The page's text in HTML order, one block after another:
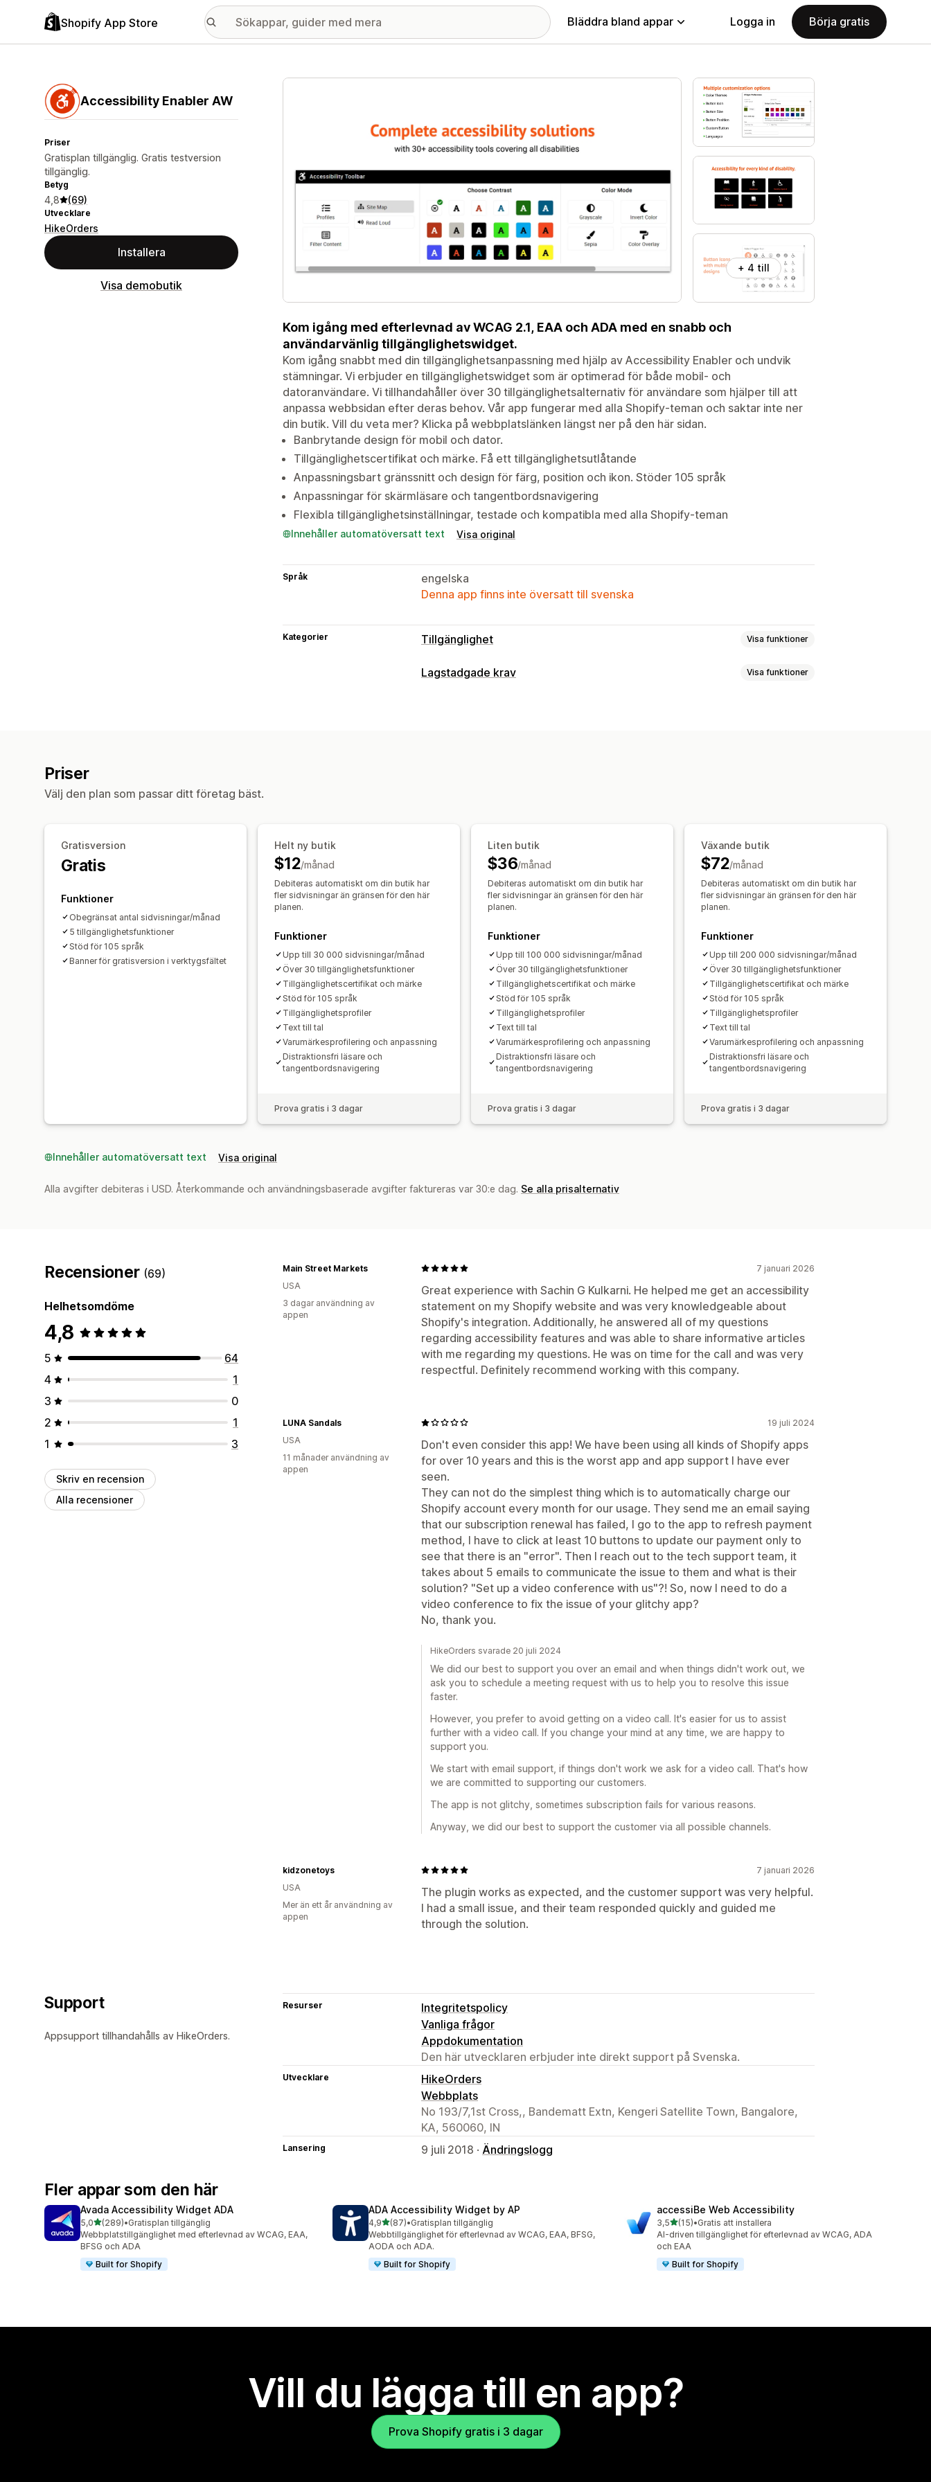
Shopify App Store Bläddra bland appar Logga in Börja gratis
Accessibility Enabler AW
Priser
Gratisplan tillgänglig. Gratis testversion
tillgänglig.
Betyg
4,8 (69)
Utvecklare
HikeOrders
Installera
Visa demobutik
Galleri med utvalda bilder
+ 4 till
Kom igång med efterlevnad av WCAG 2.1, EAA och ADA med en snabb och
användarvänlig tillgänglighetswidget.
Kom igång snabbt med din tillgänglighetsanpassning med hjälp av Accessibility Enabler och undvik
stämningar. Vi erbjuder en tillgänglighetswidget som är optimerad för både mobil- och
datoranvändare. Vi tillhandahåller över 30 tillgänglighetsalternativ för användare som hjälper till att
anpassa webbsidan efter deras behov. Vår app fungerar med alla Shopify-teman och saktar inte ner
din butik. Vill du veta mer? Klicka på webbplatslänken längst ner på den här sidan.
Banbrytande design för mobil och dator.
Tillgänglighetscertifikat och märke. Få ett tillgänglighetsutlåtande
Anpassningsbart gränssnitt och design för färg, position och ikon. Stöder 105 språk
Anpassningar för skärmläsare och tangentbordsnavigering
Flexibla tillgänglighetsinställningar, testade och kompatibla med alla Shopify-teman
Innehåller automatöversatt text Visa original
Språk
engelska
Denna app finns inte översatt till svenska
Kategorier Tillgänglighet Visa funktioner
Typer av efterlevnad
Lagstadgade krav Visa funktioner
Priser
Välj den plan som passar ditt företag bäst.
Gratisversion
Gratis
Funktioner
Obegränsat antal sidvisningar/månad
5 tillgänglighetsfunktioner
Stöd för 105 språk
Banner för gratisversion i verktygsfältet
Helt ny butik
$12/månad
Debiteras automatiskt om din butik har
fler sidvisningar än gränsen för den här
planen.
Funktioner
Upp till 30 000 sidvisningar/månad
Över 30 tillgänglighetsfunktioner
Tillgänglighetscertifikat och märke
Stöd för 105 språk
Tillgänglighetsprofiler
Text till tal
Varumärkesprofilering och anpassning
Distraktionsfri läsare och
tangentbordsnavigering
Prova gratis i 3 dagar
Liten butik
$36/månad
Debiteras automatiskt om din butik har
fler sidvisningar än gränsen för den här
planen.
Funktioner
Upp till 100 000 sidvisningar/månad
Över 30 tillgänglighetsfunktioner
Tillgänglighetscertifikat och märke
Stöd för 105 språk
Tillgänglighetsprofiler
Text till tal
Varumärkesprofilering och anpassning
Distraktionsfri läsare och
tangentbordsnavigering
Prova gratis i 3 dagar
Växande butik
$72/månad
Debiteras automatiskt om din butik har
fler sidvisningar än gränsen för den här
planen.
Funktioner
Upp till 200 000 sidvisningar/månad
Över 30 tillgänglighetsfunktioner
Tillgänglighetscertifikat och märke
Stöd för 105 språk
Tillgänglighetsprofiler
Text till tal
Varumärkesprofilering och anpassning
Distraktionsfri läsare och
tangentbordsnavigering
Prova gratis i 3 dagar
Innehåller automatöversatt text Visa original
Alla avgifter debiteras i USD. Återkommande och användningsbaserade avgifter faktureras var 30:e dag. Se alla prisalternativ
Recensioner (69)
Helhetsomdöme
4,8
5
64
4
1
3
0
2
1
1
3
Skriv en recension
Alla recensioner
7 januari 2026
Great experience with Sachin G Kulkarni. He helped me get an accessibility
statement on my Shopify website and was very knowledgeable about
Shopify's integration. Additionally, he answered all of my questions
regarding accessibility features and was able to share informative articles
with me regarding my questions. He was on time for the call and was very
respectful. Definitely recommend working with this company.
Main Street Markets
USA
3 dagar användning av
appen
19 juli 2024
Don't even consider this app! We have been using all kinds of Shopify apps
for over 10 years and this is the worst app and app support I have ever
seen.
They can not do the simplest thing which is to automatically charge our
Shopify account every month for our usage. They send me an email saying
that our subscription renewal has failed, I go to the app to refresh payment
method, I have to click at least 10 buttons to update our payment only to
see that there is an "error". Then I reach out to the tech support team, it
takes about 5 emails to communicate the issue to them and what is their
solution? "Set up a video conference with us"?! So, now I need to do a
video conference to fix the issue of your glitchy app?
No, thank you.
LUNA Sandals
USA
11 månader användning av
appen
HikeOrders svarade 20 juli 2024
We did our best to support you over an email and when things didn't work out, we
ask you to schedule a meeting request with us to help you to resolve this issue
faster.
However, you prefer to avoid getting on a video call. It's easier for us to assist
further with a video call. If you change your mind at any time, we are happy to
support you.
We start with email support, if things don't work we ask for a video call. That's how
we are committed to supporting our customers.
The app is not glitchy, sometimes subscription fails for various reasons.
Anyway, we did our best to support the customer via all possible channels.
7 januari 2026
The plugin works as expected, and the customer support was very helpful.
I had a small issue, and their team responded quickly and guided me
through the solution.
kidzonetoys
USA
Mer än ett år användning av
appen
Support
Appsupport tillhandahålls av HikeOrders.
Resurser
Integritetspolicy
Vanliga frågor
Appdokumentation
Den här utvecklaren erbjuder inte direkt support på Svenska.
Utvecklare
HikeOrders
Webbplats
No 193/7,1st Cross,, Bandematt Extn, Kengeri Satellite Town, Bangalore,
KA, 560060, IN
Lansering 9 juli 2018 · Ändringslogg
Fler appar som den här
Avada Accessibility Widget ADA
5,0av 5 stjärnor
(289)
289 recensioner totalt
•Gratisplan tillgänglig
Webbplatstillgänglighet med efterlevnad av WCAG, EAA,
BFSG och ADA
Built for Shopify
ADA Accessibility Widget by AP
4,9av 5 stjärnor
(87)
87 recensioner totalt
•Gratisplan tillgänglig
Webbtillgänglighet för efterlevnad av WCAG, EAA, BFSG,
AODA och ADA.
Built for Shopify
accessiBe Web Accessibility
3,5av 5 stjärnor
(15)
15 recensioner totalt
•Gratis att installera
AI-driven tillgänglighet för efterlevnad av WCAG, ADA
och EAA
Built for Shopify
Vill du lägga till en app?
Prova Shopify gratis i 3 dagar